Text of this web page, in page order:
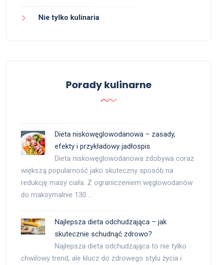
Nie tylko kulinaria
Porady kulinarne
Dieta niskowęglowodanowa – zasady,
efekty i przykładowy jadłospis
Dieta niskowęglowodanowa zdobywa coraz
większą popularność jako skuteczny sposób na
redukcję masy ciała. Z ograniczeniem węglowodanów
do maksymalnie 130 …
Najlepsza dieta odchudzająca – jak
skutecznie schudnąć zdrowo?
Najlepsza dieta odchudzająca to nie tylko
chwilowy trend, ale klucz do zdrowego stylu życia i